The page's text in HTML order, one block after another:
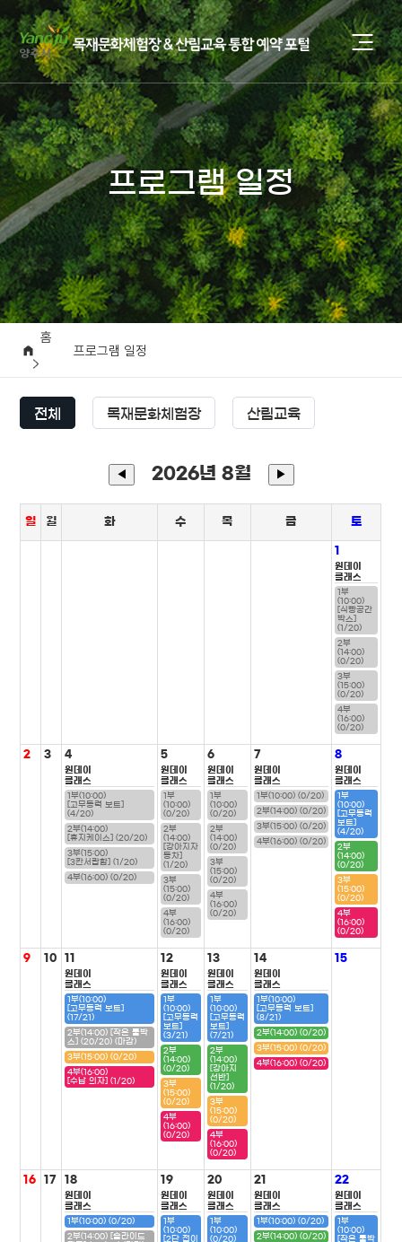
프로그램 일정
홈
프로그램 일정
전체 목재문화체험장 산림교육
◀ 2026년 8월 ▶
일 월 화 수 목 금 토
1
원데이
클래스
1부
(10:00)
[식빵공간
박스]
(1/20)
2부
(14:00)
(0/20)
3부
(15:00)
(0/20)
4부
(16:00)
(0/20)
2 3 4
원데이
클래스
1부(10:00)
[고무동력 보트]
(4/20)
2부(14:00)
[휴지케이스] (20/20)
3부(15:00)
[3칸서랍함] (1/20)
4부(16:00) (0/20)
5
원데이
클래스
1부
(10:00)
(0/20)
2부
(14:00)
[강아지자
동차]
(1/20)
3부
(15:00)
(0/20)
4부
(16:00)
(0/20)
6
원데이
클래스
1부
(10:00)
(0/20)
2부
(14:00)
(0/20)
3부
(15:00)
(0/20)
4부
(16:00)
(0/20)
7
원데이
클래스
1부(10:00) (0/20)
2부(14:00) (0/20)
3부(15:00) (0/20)
4부(16:00) (0/20)
8
원데이
클래스
1부
(10:00)
[고무동력
보트]
(4/20)
2부
(14:00)
(0/20)
3부
(15:00)
(0/20)
4부
(16:00)
(0/20)
9 10 11
원데이
클래스
1부(10:00)
[고무동력 보트]
(17/21)
2부(14:00) [작은 툴박
스] (20/20) (마감)
3부(15:00) (0/20)
4부(16:00)
[수납 의자] (1/20)
12
원데이
클래스
1부
(10:00)
[고무동력
보트]
(3/21)
2부
(14:00)
(0/20)
3부
(15:00)
(0/20)
4부
(16:00)
(0/20)
13
원데이
클래스
1부
(10:00)
[고무동력
보트]
(7/21)
2부
(14:00)
[강아지
선반]
(1/20)
3부
(15:00)
(0/20)
4부
(16:00)
(0/20)
14
원데이
클래스
1부(10:00)
[고무동력 보트]
(8/21)
2부(14:00) (0/20)
3부(15:00) (0/20)
4부(16:00) (0/20)
15
16 17 18
원데이
클래스
1부(10:00) (0/20)
2부(14:00) [슬라이드
19
원데이
클래스
1부
(10:00)
[2단 접이
20
원데이
클래스
1부
(10:00)
(0/20)
21
원데이
클래스
1부(10:00) (0/20)
2부(14:00) (0/20)
22
원데이
클래스
1부
(10:00)
[작은 툴박